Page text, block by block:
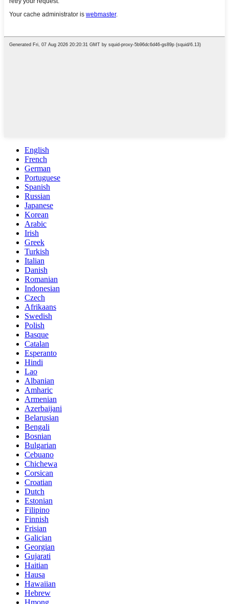
English
French
German
Portuguese
Spanish
Russian
Japanese
Korean
Arabic
Irish
Greek
Turkish
Italian
Danish
Romanian
Indonesian
Czech
Afrikaans
Swedish
Polish
Basque
Catalan
Esperanto
Hindi
Lao
Albanian
Amharic
Armenian
Azerbaijani
Belarusian
Bengali
Bosnian
Bulgarian
Cebuano
Chichewa
Corsican
Croatian
Dutch
Estonian
Filipino
Finnish
Frisian
Galician
Georgian
Gujarati
Haitian
Hausa
Hawaiian
Hebrew